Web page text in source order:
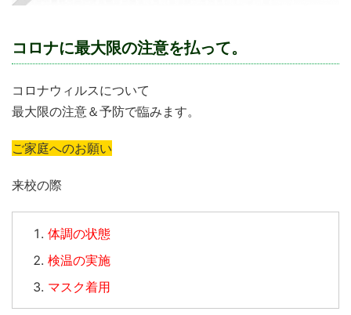
コロナに最大限の注意を払って。
コロナウィルスについて
最大限の注意＆予防で臨みます。
ご家庭へのお願い
来校の際
体調の状態
検温の実施
マスク着用